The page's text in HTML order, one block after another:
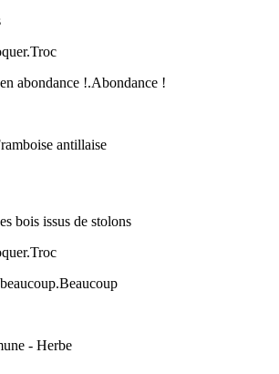
Troc
Abondance !
bois issus de stolons
Troc
Beaucoup